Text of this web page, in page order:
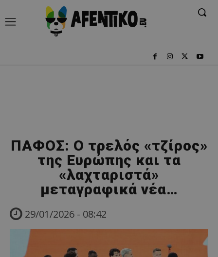
ΠΑΦΟΣ: Ο τρελός «τζίρος»
της Ευρώπης και τα
«λαχταριστά»
μεταγραφικά νέα…
29/01/2026 - 08:42